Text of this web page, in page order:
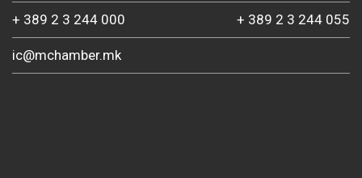
+ 389 2 3 244 000 + 389 2 3 244 055
ic@mchamber.mk